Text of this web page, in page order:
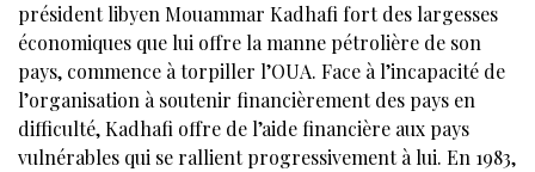
président libyen Mouammar Kadhafi fort des largesses
économiques que lui offre la manne pétrolière de son
pays, commence à torpiller l’OUA. Face à l’incapacité de
l’organisation à soutenir financièrement des pays en
difficulté, Kadhafi offre de l’aide financière aux pays
vulnérables qui se rallient progressivement à lui. En 1983,